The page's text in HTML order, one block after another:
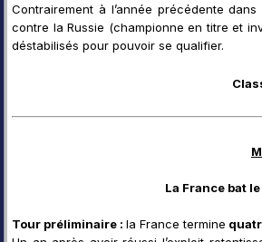
Contrairement à l’année précédente
contre la Russie (championne en titre et
déstabilisés pour pouvoir se qualifier.
La France bat
Tour préliminaire : la France termine